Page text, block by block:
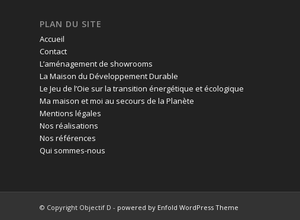
PLAN DU SITE
Accueil
Contact
L’aménagement de showrooms
La Maison du Développement Durable
Le Jeu de l’Oie sur la transition énergétique et écologique
Ma maison et moi au secours de la Planète
Mentions légales
Nos réalisations
Nos références
Qui sommes-nous
© Copyright Objectif D - powered by Enfold WordPress Theme